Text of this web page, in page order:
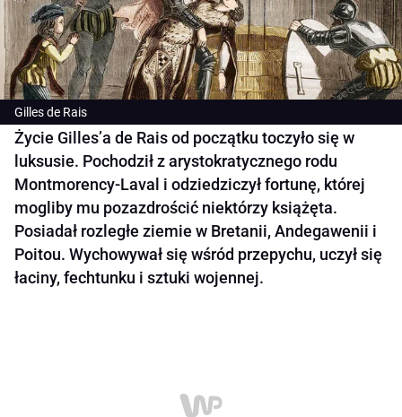
Gilles de Rais
Życie Gilles’a de Rais od początku toczyło się w
luksusie. Pochodził z arystokratycznego rodu
Montmorency-Laval i odziedziczył fortunę, której
mogliby mu pozazdrościć niektórzy książęta.
Posiadał rozległe ziemie w Bretanii, Andegawenii i
Poitou. Wychowywał się wśród przepychu, uczył się
łaciny, fechtunku i sztuki wojennej.